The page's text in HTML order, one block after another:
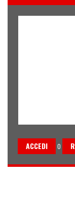
ACCEDI o